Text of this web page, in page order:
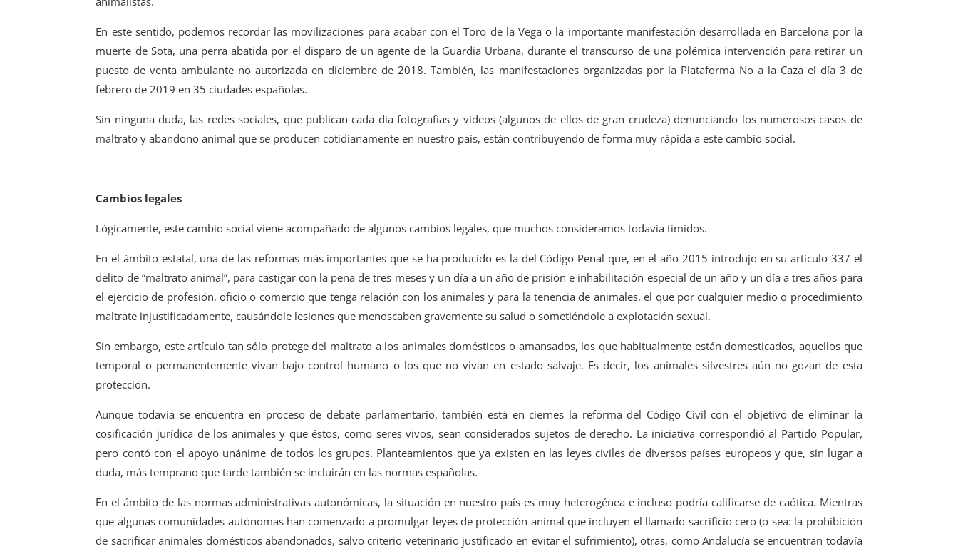
En este sentido, podemos recordar las movilizaciones para acabar con el Toro de la Vega o la importante manifestación desarrollada en Barcelona por la
muerte de Sota, una perra abatida por el disparo de un agente de la Guardia Urbana, durante el transcurso de una polémica intervención para retirar un
puesto de venta ambulante no autorizada en diciembre de 2018. También, las manifestaciones organizadas por la Plataforma No a la Caza el día 3 de
febrero de 2019 en 35 ciudades españolas.
Sin ninguna duda, las redes sociales, que publican cada día fotografías y vídeos (algunos de ellos de gran crudeza) denunciando los numerosos casos de
maltrato y abandono animal que se producen cotidianamente en nuestro país, están contribuyendo de forma muy rápida a este cambio social.
Cambios legales
Lógicamente, este cambio social viene acompañado de algunos cambios legales, que muchos consideramos todavía tímidos.
En el ámbito estatal, una de las reformas más importantes que se ha producido es la del Código Penal que, en el año 2015 introdujo en su artículo 337 el
delito de “maltrato animal”, para castigar con la pena de tres meses y un día a un año de prisión e inhabilitación especial de un año y un día a tres años para
el ejercicio de profesión, oficio o comercio que tenga relación con los animales y para la tenencia de animales, el que por cualquier medio o procedimiento
maltrate injustificadamente, causándole lesiones que menoscaben gravemente su salud o sometiéndole a explotación sexual.
Sin embargo, este artículo tan sólo protege del maltrato a los animales domésticos o amansados, los que habitualmente están domesticados, aquellos que
temporal o permanentemente vivan bajo control humano o los que no vivan en estado salvaje. Es decir, los animales silvestres aún no gozan de esta
protección.
Aunque todavía se encuentra en proceso de debate parlamentario, también está en ciernes la reforma del Código Civil con el objetivo de eliminar la
cosificación jurídica de los animales y que éstos, como seres vivos, sean considerados sujetos de derecho. La iniciativa correspondió al Partido Popular,
pero contó con el apoyo unánime de todos los grupos. Planteamientos que ya existen en las leyes civiles de diversos países europeos y que, sin lugar a
duda, más temprano que tarde también se incluirán en las normas españolas.
En el ámbito de las normas administrativas autonómicas, la situación en nuestro país es muy heterogénea e incluso podría calificarse de caótica. Mientras
que algunas comunidades autónomas han comenzado a promulgar leyes de protección animal que incluyen el llamado sacrificio cero (o sea: la prohibición
de sacrificar animales domésticos abandonados, salvo criterio veterinario justificado en evitar el sufrimiento), otras, como Andalucía se encuentran todavía